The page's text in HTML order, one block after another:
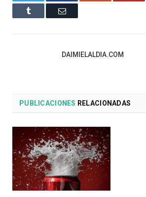
Tumblr Email
DAIMIELALDIA.COM
PUBLICACIONES RELACIONADAS